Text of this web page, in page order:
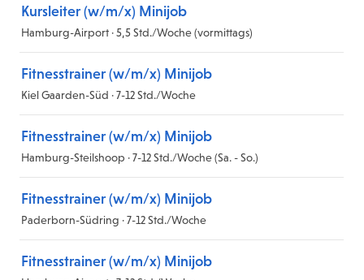
Kursleiter (w/m/x) Minijob
Hamburg-Airport · 5,5 Std./Woche (vormittags)
Fitnesstrainer (w/m/x) Minijob
Kiel Gaarden-Süd · 7-12 Std./Woche
Fitnesstrainer (w/m/x) Minijob
Hamburg-Steilshoop · 7-12 Std./Woche (Sa. - So.)
Fitnesstrainer (w/m/x) Minijob
Paderborn-Südring · 7-12 Std./Woche
Fitnesstrainer (w/m/x) Minijob